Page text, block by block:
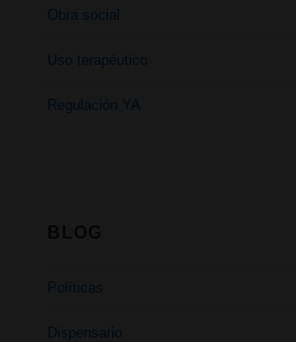
Obra social
Uso terapéutico
Regulación YA
Políticas
Dispensario